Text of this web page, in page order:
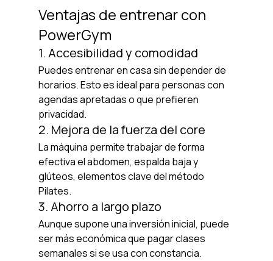
Ventajas de entrenar con
PowerGym
1. Accesibilidad y comodidad
Puedes entrenar en casa sin depender de
horarios. Esto es ideal para personas con
agendas apretadas o que prefieren
privacidad.
2. Mejora de la fuerza del core
La máquina permite trabajar de forma
efectiva el abdomen, espalda baja y
glúteos, elementos clave del método
Pilates.
3. Ahorro a largo plazo
Aunque supone una inversión inicial, puede
ser más económica que pagar clases
semanales si se usa con constancia.